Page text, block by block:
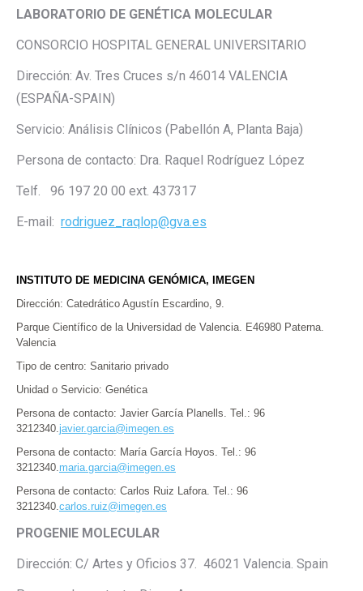
LABORATORIO DE GENÉTICA MOLECULAR
CONSORCIO HOSPITAL GENERAL UNIVERSITARIO
Dirección: Av. Tres Cruces s/n 46014 VALENCIA
(ESPAÑA-SPAIN)
Servicio: Análisis Clínicos (Pabellón A, Planta Baja)
Persona de contacto: Dra. Raquel Rodríguez López
Telf. 96 197 20 00 ext. 437317
E-mail: rodriguez_raqlop@gva.es
INSTITUTO DE MEDICINA GENÓMICA, IMEGEN
Dirección: Catedrático Agustín Escardino, 9.
Parque Científico de la Universidad de Valencia. E46980 Paterna.
Valencia
Tipo de centro: Sanitario privado
Unidad o Servicio: Genética
Persona de contacto: Javier García Planells. Tel.: 96
3212340.javier.garcia@imegen.es
Persona de contacto: María García Hoyos. Tel.: 96
3212340.maria.garcia@imegen.es
Persona de contacto: Carlos Ruiz Lafora. Tel.: 96
3212340.carlos.ruiz@imegen.es
PROGENIE MOLECULAR
Dirección: C/ Artes y Oficios 37. 46021 Valencia. Spain